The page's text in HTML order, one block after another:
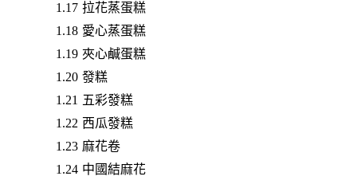
1.17 拉花蒸蛋糕
1.18 愛心蒸蛋糕
1.19 夾心鹹蛋糕
1.20 發糕
1.21 五彩發糕
1.22 西瓜發糕
1.23 麻花卷
1.24 中國結麻花